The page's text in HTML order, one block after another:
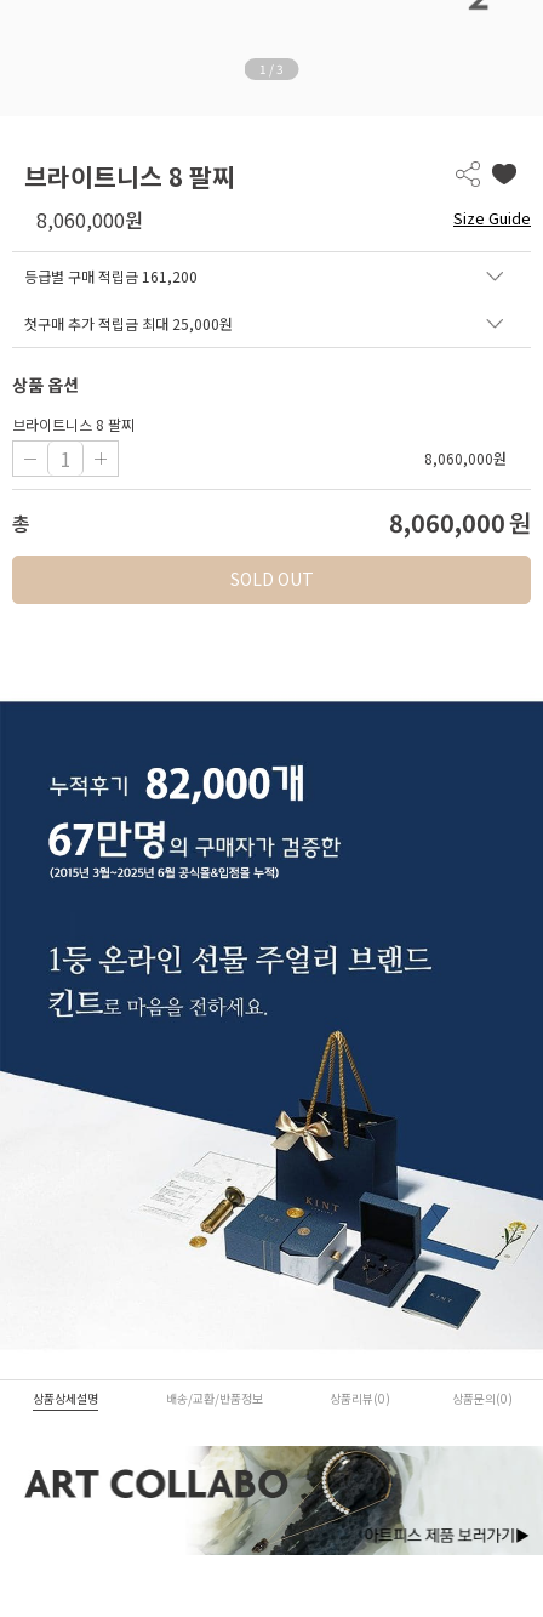
1 / 3
브라이트니스 8 팔찌
8,060,000원 Size Guide
등급별 구매 적립금 161,200
첫구매 추가 적립금 최대 25,000원
상품 옵션
브라이트니스 8 팔찌
8,060,000원
총 8,060,000원
SOLD OUT
상품상세설명 배송/교환/반품정보 상품리뷰(0) 상품문의(0)